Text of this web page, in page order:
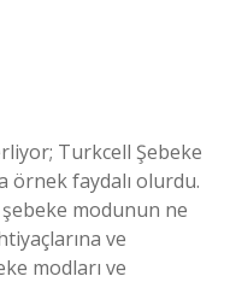
Turkcell Şebeke
örnek faydalı olurdu.
modunun ne
ve
modları ve